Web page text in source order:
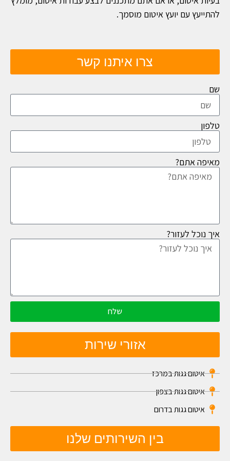
להתייעץ עם יועץ איטום מוסמך.
צרו איתנו קשר
שם
טלפון
מאיפה אתם?
איך נוכל לעזור?
שלח
אזורי שירות
איטום גגות במרכז
איטום גגות בצפון
איטום גגות בדרום
בין השירותים שלנו